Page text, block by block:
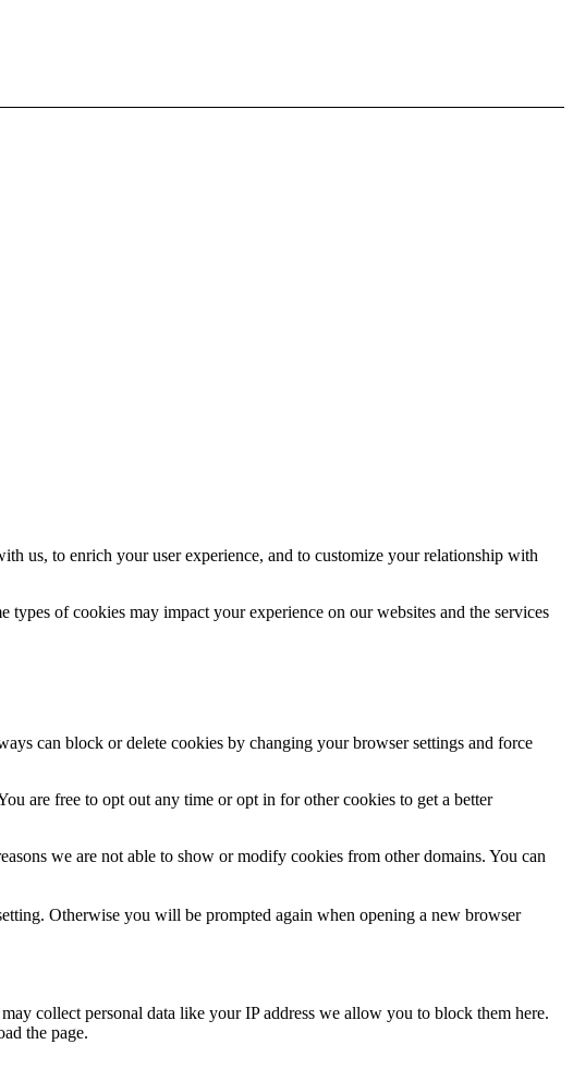
us, to enrich your user experience, and to customize your relationship with
of cookies may impact your experience on our websites and the services
can block or delete cookies by changing your browser settings and force
are free to opt out any time or opt in for other cookies to get a better
we are not able to show or modify cookies from other domains. You can
Otherwise you will be prompted again when opening a new browser
collect personal data like your IP address we allow you to block them here.
the page.